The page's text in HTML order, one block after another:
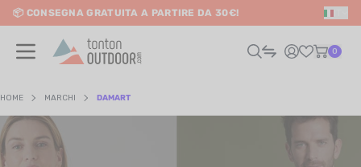
content
📦 CONSEGNA GRATUITA A PARTIRE DA 30€!
0
HOME MARCHI DAMART